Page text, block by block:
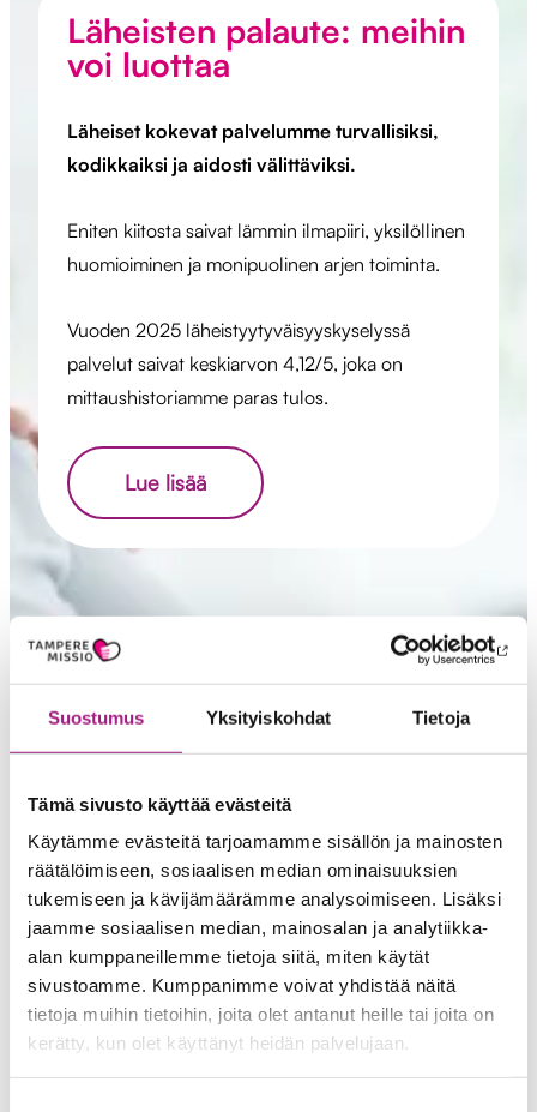
Suostumus Yksityiskohdat Tietoja
Tämä sivusto käyttää evästeitä
Käytämme evästeitä tarjoamamme sisällön ja mainosten
räätälöimiseen, sosiaalisen median ominaisuuksien
tukemiseen ja kävijämäärämme analysoimiseen. Lisäksi
jaamme sosiaalisen median, mainosalan ja analytiikka-
alan kumppaneillemme tietoja siitä, miten käytät
sivustoamme. Kumppanimme voivat yhdistää näitä
tietoja muihin tietoihin, joita olet antanut heille tai joita on
kerätty, kun olet käyttänyt heidän palvelujaan.
Läheisten palaute: meihin
voi luottaa
Läheiset kokevat palvelumme turvallisiksi,
kodikkaiksi ja aidosti välittäviksi.
Eniten kiitosta saivat lämmin ilmapiiri, yksilöllinen
huomioiminen ja monipuolinen arjen toiminta.
Vuoden 2025 läheistyytyväisyyskyselyssä
palvelut saivat keskiarvon 4,12/5, joka on
mittaushistoriamme paras tulos.
Lue lisää
Näin haet
palveluihimme
Palveluihimme hakeudutaan Pirkanmaan
hyvinvointialueen kautta.
Palveluista kiinnostuneet voivat olla yhteydessä
palveluneuvontaan
, joka on ensisijainen paikka saada